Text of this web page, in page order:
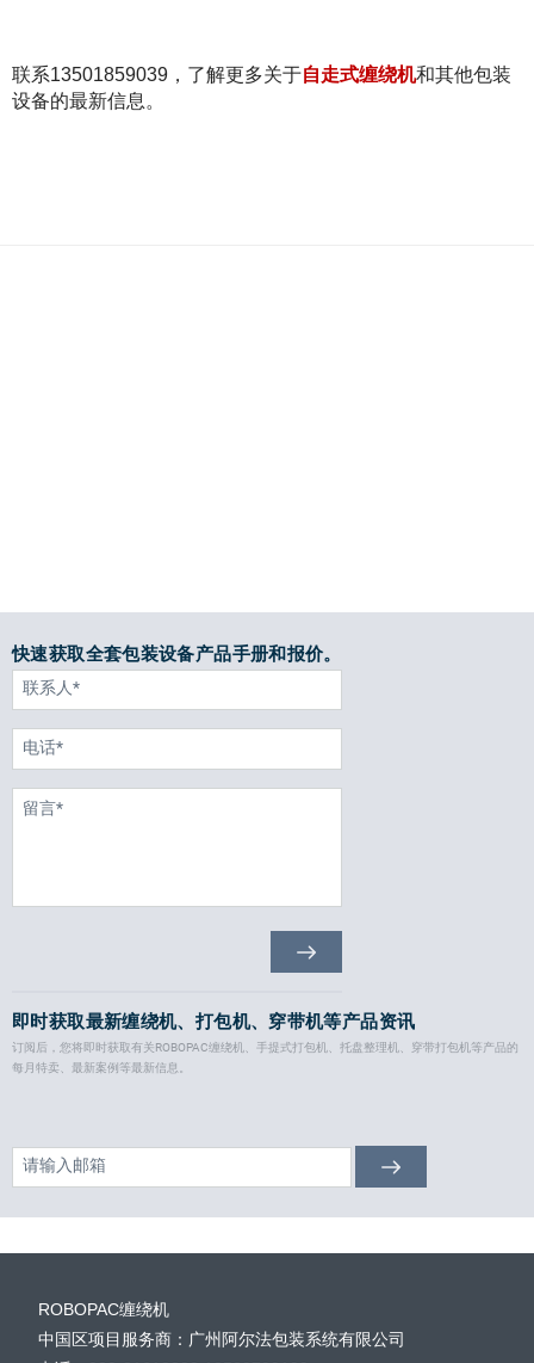
联系13501859039，了解更多关于自走式缠绕机和其他包装
设备的最新信息。
快速获取全套包装设备产品手册和报价。
即时获取最新缠绕机、打包机、穿带机等产品资讯
订阅后，您将即时获取有关ROBOPAC缠绕机、手提式打包机、托盘整理机、穿带打包机等产品的
每月特卖、最新案例等最新信息。
ROBOPAC缠绕机
中国区项目服务商：广州阿尔法包装系统有限公司